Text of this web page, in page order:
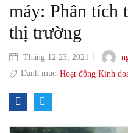
máy: Phân tích
thị trường
Tháng 12 23, 2021
Danh mục: Hoạt động Kinh
Remember me